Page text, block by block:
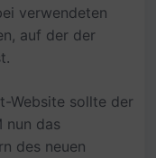
verwendeten
auf der der
Website sollte der
nun das
des neuen